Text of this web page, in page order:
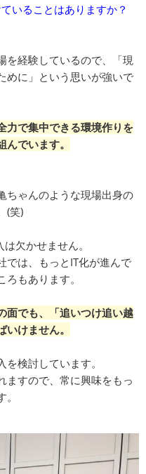
いることはありますか？
を経験しているので、「現
めに」という思いが強いで
力で集中できる環境作りを
でいます。
ちゃんのような現場出身の
(笑)
欠かせません。
では、もっとIT化が進んで
もあります。
面でも、「追いつけ追い越
けません。
検討しています。
ますので、常に興味をもっ